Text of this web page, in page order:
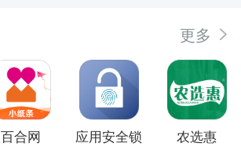
更多
百合网 应用安全锁 农选惠